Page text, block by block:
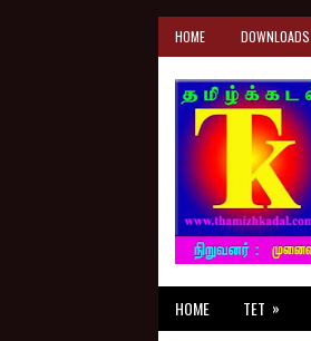
HOME DOWNLOADS
HOME TET »